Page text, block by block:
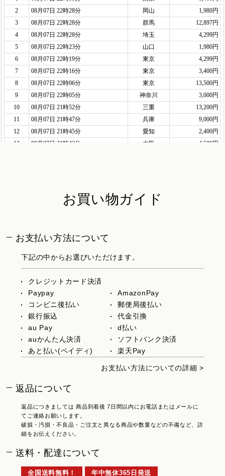
お買い物ガイド
お支払い方法について
下記の中からお選びいただけます。
クレジットカード決済
Paypay
AmazonPay
コンビニ後払い
郵便局後払い
銀行振込
代金引換
au Pay
d払い
auかんたん決済
ソフトバンク決済
あと払い(ペイディ)
楽天Pay
お支払い方法についての詳細 >
返品について
返品につきましては 商品到着後 7日間以内にお電話またはメールに
てご連絡お願いします。
破損・汚損・不良品・ご注文と異なる商品や数量などの不備など、詳
細をお伝えください。
送料・配達について
全国送料無料！ 年中無休365日発送